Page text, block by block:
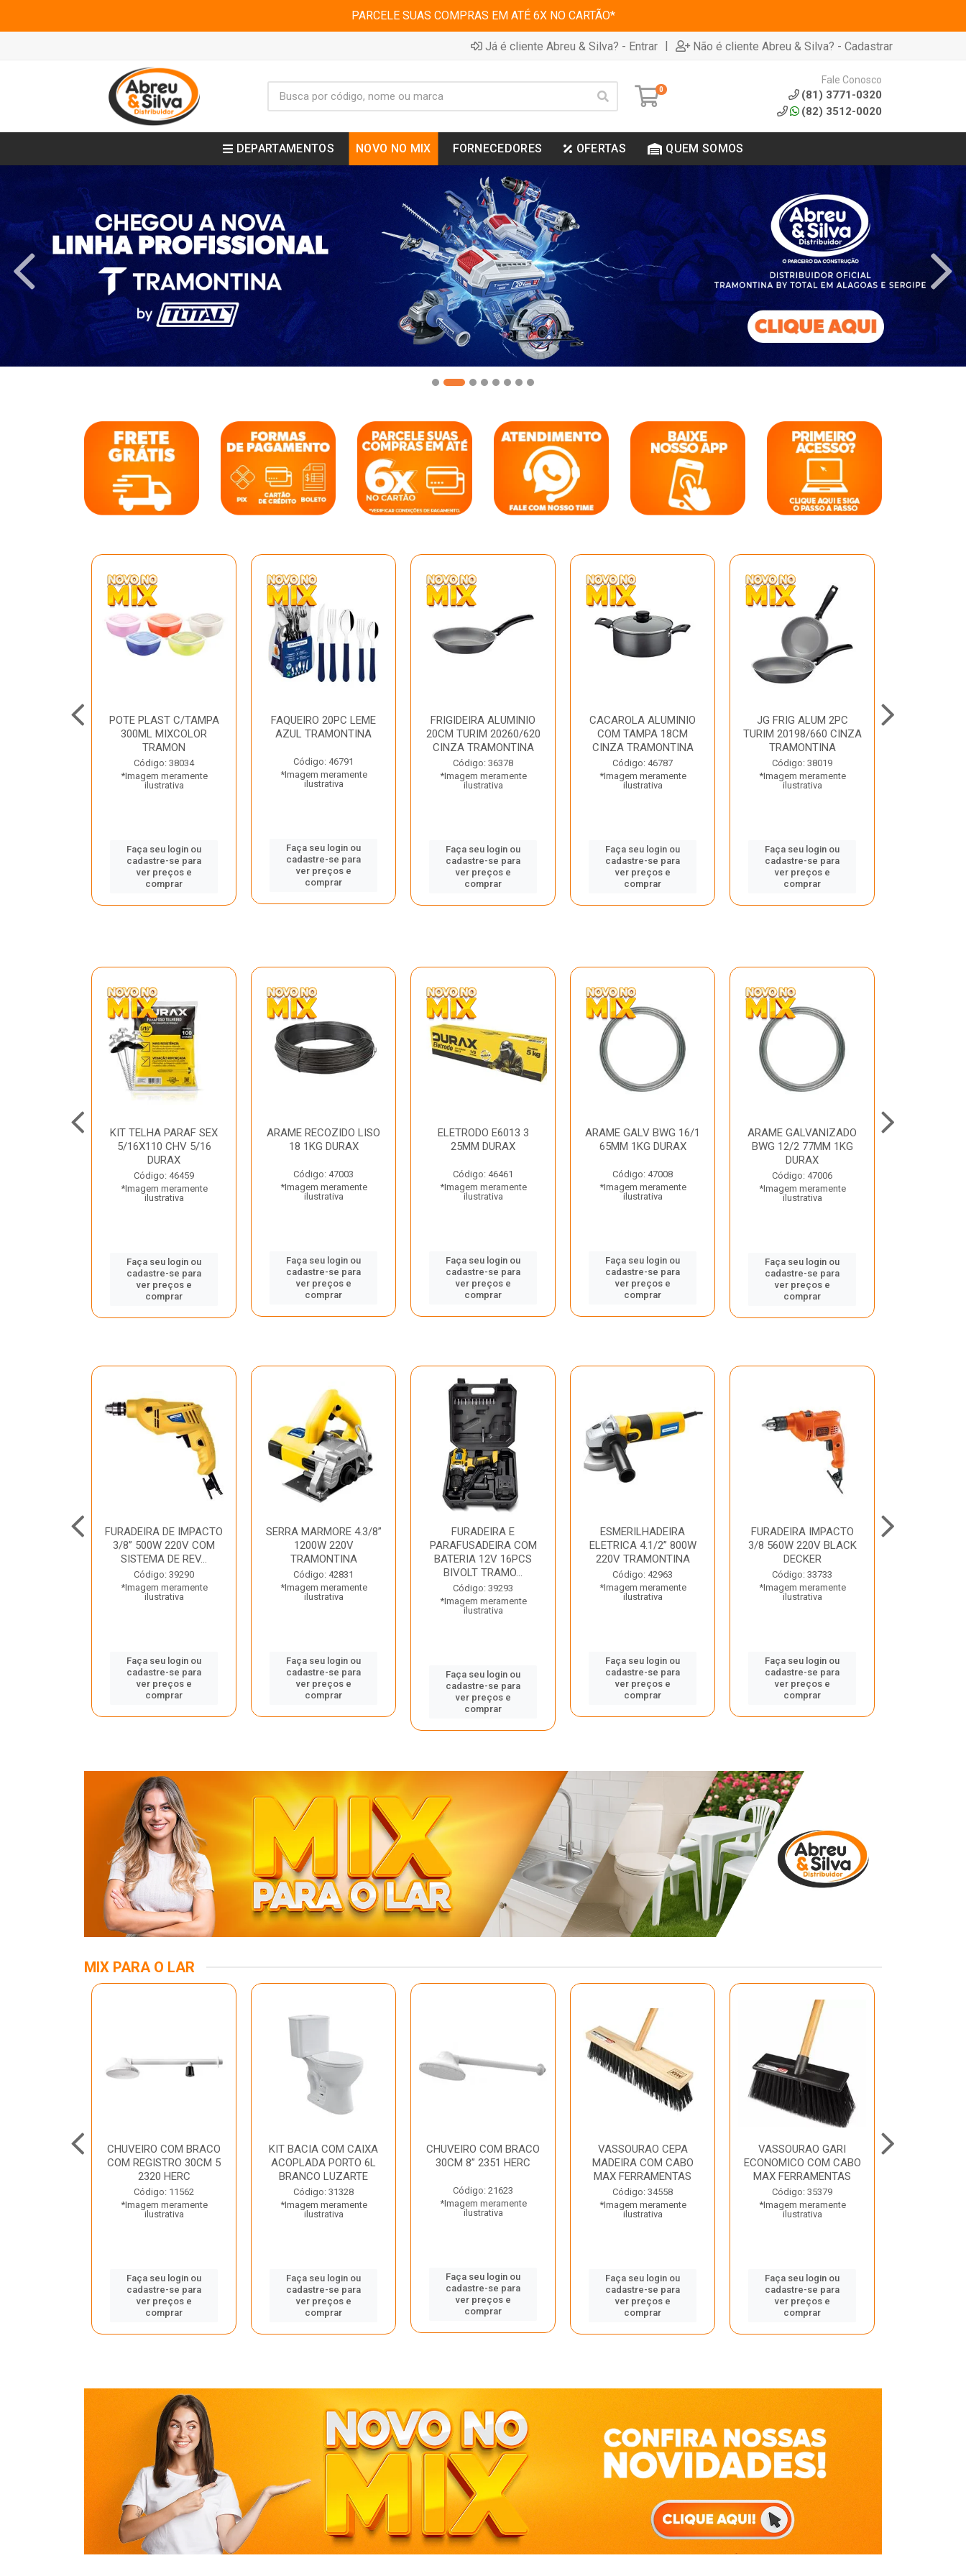
PARCELE SUAS COMPRAS EM ATÉ 6X NO CARTÃO*
Já é cliente Abreu & Silva? - Entrar | Não é cliente Abreu & Silva? - Cadastrar
0
Fale Conosco
(81) 3771-0320
(82) 3512-0020
DEPARTAMENTOS NOVO NO MIX FORNECEDORES OFERTAS QUEM SOMOS
POTE PLAST C/TAMPA
300ML MIXCOLOR
TRAMON
Código: 38034
*Imagem meramente
ilustrativa
Faça seu login ou
cadastre-se para
ver preços e
comprar
FAQUEIRO 20PC LEME
AZUL TRAMONTINA
Código: 46791
*Imagem meramente
ilustrativa
Faça seu login ou
cadastre-se para
ver preços e
comprar
FRIGIDEIRA ALUMINIO
20CM TURIM 20260/620
CINZA TRAMONTINA
Código: 36378
*Imagem meramente
ilustrativa
Faça seu login ou
cadastre-se para
ver preços e
comprar
CACAROLA ALUMINIO
COM TAMPA 18CM
CINZA TRAMONTINA
Código: 46787
*Imagem meramente
ilustrativa
Faça seu login ou
cadastre-se para
ver preços e
comprar
JG FRIG ALUM 2PC
TURIM 20198/660 CINZA
TRAMONTINA
Código: 38019
*Imagem meramente
ilustrativa
Faça seu login ou
cadastre-se para
ver preços e
comprar
KIT TELHA PARAF SEX
5/16X110 CHV 5/16
DURAX
Código: 46459
*Imagem meramente
ilustrativa
Faça seu login ou
cadastre-se para
ver preços e
comprar
ARAME RECOZIDO LISO
18 1KG DURAX
Código: 47003
*Imagem meramente
ilustrativa
Faça seu login ou
cadastre-se para
ver preços e
comprar
ELETRODO E6013 3
25MM DURAX
Código: 46461
*Imagem meramente
ilustrativa
Faça seu login ou
cadastre-se para
ver preços e
comprar
ARAME GALV BWG 16/1
65MM 1KG DURAX
Código: 47008
*Imagem meramente
ilustrativa
Faça seu login ou
cadastre-se para
ver preços e
comprar
ARAME GALVANIZADO
BWG 12/2 77MM 1KG
DURAX
Código: 47006
*Imagem meramente
ilustrativa
Faça seu login ou
cadastre-se para
ver preços e
comprar
FURADEIRA DE IMPACTO
3/8” 500W 220V COM
SISTEMA DE REV...
Código: 39290
*Imagem meramente
ilustrativa
Faça seu login ou
cadastre-se para
ver preços e
comprar
SERRA MARMORE 4.3/8”
1200W 220V
TRAMONTINA
Código: 42831
*Imagem meramente
ilustrativa
Faça seu login ou
cadastre-se para
ver preços e
comprar
FURADEIRA E
PARAFUSADEIRA COM
BATERIA 12V 16PCS
BIVOLT TRAMO...
Código: 39293
*Imagem meramente
ilustrativa
Faça seu login ou
cadastre-se para
ver preços e
comprar
ESMERILHADEIRA
ELETRICA 4.1/2” 800W
220V TRAMONTINA
Código: 42963
*Imagem meramente
ilustrativa
Faça seu login ou
cadastre-se para
ver preços e
comprar
FURADEIRA IMPACTO
3/8 560W 220V BLACK
DECKER
Código: 33733
*Imagem meramente
ilustrativa
Faça seu login ou
cadastre-se para
ver preços e
comprar
MIX PARA O LAR
CHUVEIRO COM BRACO
COM REGISTRO 30CM 5
2320 HERC
Código: 11562
*Imagem meramente
ilustrativa
Faça seu login ou
cadastre-se para
ver preços e
comprar
KIT BACIA COM CAIXA
ACOPLADA PORTO 6L
BRANCO LUZARTE
Código: 31328
*Imagem meramente
ilustrativa
Faça seu login ou
cadastre-se para
ver preços e
comprar
CHUVEIRO COM BRACO
30CM 8” 2351 HERC
Código: 21623
*Imagem meramente
ilustrativa
Faça seu login ou
cadastre-se para
ver preços e
comprar
VASSOURAO CEPA
MADEIRA COM CABO
MAX FERRAMENTAS
Código: 34558
*Imagem meramente
ilustrativa
Faça seu login ou
cadastre-se para
ver preços e
comprar
VASSOURAO GARI
ECONOMICO COM CABO
MAX FERRAMENTAS
Código: 35379
*Imagem meramente
ilustrativa
Faça seu login ou
cadastre-se para
ver preços e
comprar